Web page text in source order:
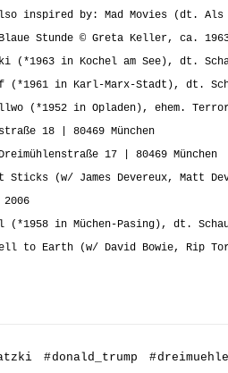
inspired by: Mad Movies (dt. Als
Stunde © Greta Keller, ca.
(*1963 in Kochel am See), dt.
(*1961 in Karl-Marx-Stadt), dt.
(*1952 in Opladen), ehem.
18 | 80469 München
17 | 80469 München
Sticks (w/ James Devereux, Matt
(*1958 in Müchen-Pasing), dt.
Fell to Earth (w/ David Bowie, Rip
#donald_trump #